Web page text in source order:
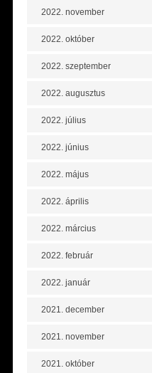
2022. november
2022. október
2022. szeptember
2022. augusztus
2022. július
2022. június
2022. május
2022. április
2022. március
2022. február
2022. január
2021. december
2021. november
2021. október